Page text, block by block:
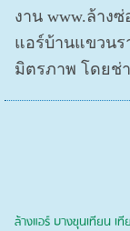
งาน www.ล้าง
แอร์บ้านแขวนร
มิตรภาพ โดยช่
ล้างแอร์ บางขุนเทียน เ